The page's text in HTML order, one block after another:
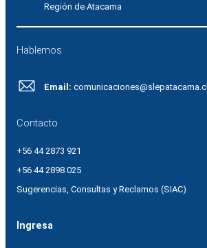
Región de Atacama
Hablemos
Email: comunicaciones@slepatacama.cl
Contacto
+56 44 2873 921
+56 44 2898 025
Sugerencias, Consultas y Reclamos (SIAC)
Ingresa